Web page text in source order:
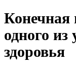
Конечная
одного
здоровья